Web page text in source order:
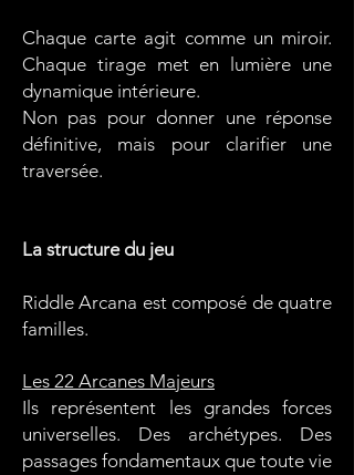
Chaque carte agit comme un miroir.
Chaque tirage met en lumière une
dynamique intérieure.
Non pas pour donner une réponse
définitive, mais pour clarifier une
traversée.
La structure du jeu
Riddle Arcana est composé de quatre
familles.
Les 22 Arcanes Majeurs
Ils représentent les grandes forces
universelles. Des archétypes. Des
passages fondamentaux que toute vie